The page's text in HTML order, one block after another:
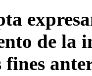
de la